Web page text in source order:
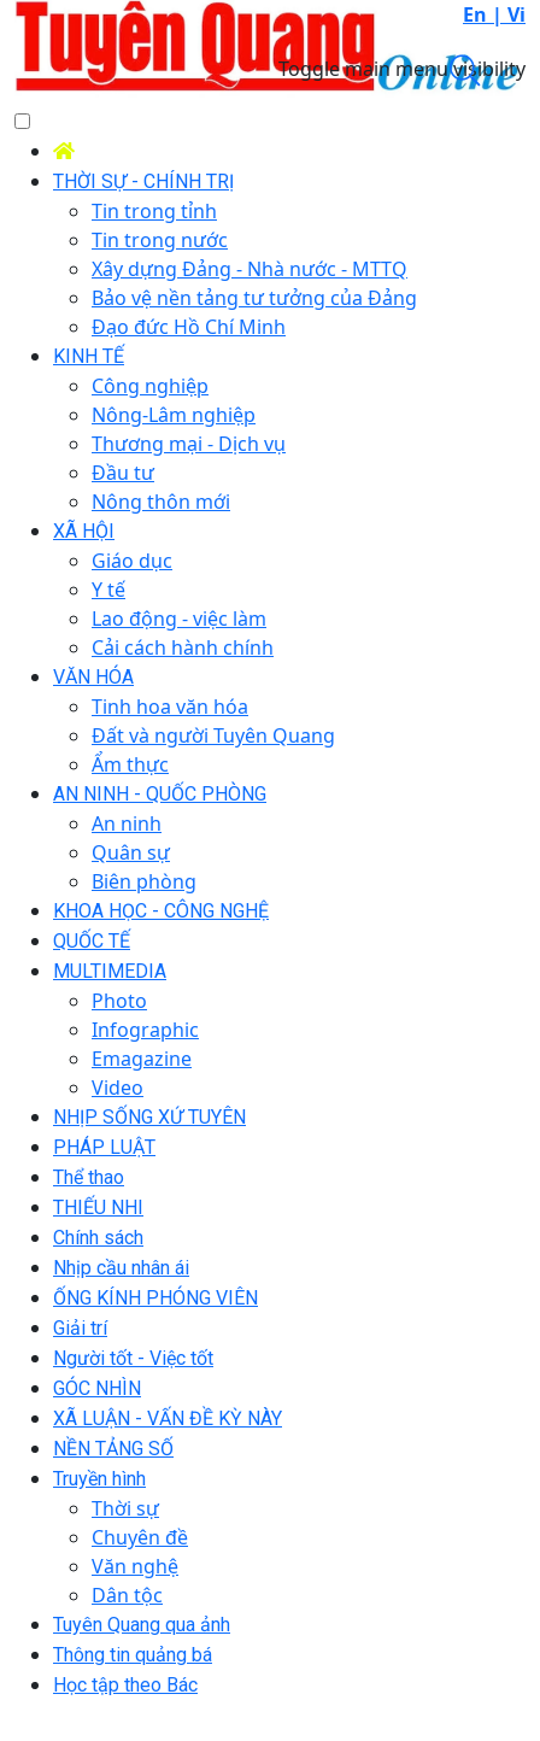
En | Vi
Toggle main menu visibility
THỜI SỰ - CHÍNH TRỊ
Tin trong tỉnh
Tin trong nước
Xây dựng Đảng - Nhà nước - MTTQ
Bảo vệ nền tảng tư tưởng của Đảng
Đạo đức Hồ Chí Minh
KINH TẾ
Công nghiệp
Nông-Lâm nghiệp
Thương mại - Dịch vụ
Đầu tư
Nông thôn mới
XÃ HỘI
Giáo dục
Y tế
Lao động - việc làm
Cải cách hành chính
VĂN HÓA
Tinh hoa văn hóa
Đất và người Tuyên Quang
Ẩm thực
AN NINH - QUỐC PHÒNG
An ninh
Quân sự
Biên phòng
KHOA HỌC - CÔNG NGHỆ
QUỐC TẾ
MULTIMEDIA
Photo
Infographic
Emagazine
Video
NHỊP SỐNG XỨ TUYÊN
PHÁP LUẬT
Thể thao
THIẾU NHI
Chính sách
Nhịp cầu nhân ái
ỐNG KÍNH PHÓNG VIÊN
Giải trí
Người tốt - Việc tốt
GÓC NHÌN
XÃ LUẬN - VẤN ĐỀ KỲ NÀY
NỀN TẢNG SỐ
Truyền hình
Thời sự
Chuyên đề
Văn nghệ
Dân tộc
Tuyên Quang qua ảnh
Thông tin quảng bá
Học tập theo Bác